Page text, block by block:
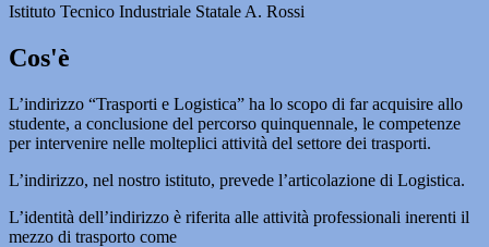
Istituto Tecnico Industriale Statale A. Rossi
Cos'è
L’indirizzo “Trasporti e Logistica” ha lo scopo di far acquisire allo
studente, a conclusione del percorso quinquennale, le competenze
per intervenire nelle molteplici attività del settore dei trasporti.
L’indirizzo, nel nostro istituto, prevede l’articolazione di Logistica.
L’identità dell’indirizzo è riferita alle attività professionali inerenti il
mezzo di trasporto come